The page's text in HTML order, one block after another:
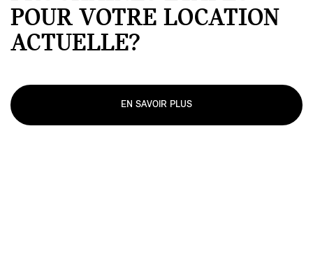
POUR VOTRE LOCATION
ACTUELLE?
EN SAVOIR PLUS